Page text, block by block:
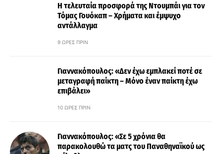
Η τελευταία προσφορά της Ντουμπάι για τον
Τόμας Γουόκαπ – Χρήματα και έμψυχο
αντάλλαγμα
9 ΏΡΕΣ ΠΡΙΝ
Γιαννακόπουλος: «Δεν έχω εμπλακεί ποτέ σε
μεταγραφή παίκτη – Μόνο έναν παίκτη έχω
επιβάλει»
10 ΏΡΕΣ ΠΡΙΝ
Γιαννακόπουλος: «Σε 5 χρόνια θα
παρακολουθώ τα ματς του Παναθηναϊκού ως